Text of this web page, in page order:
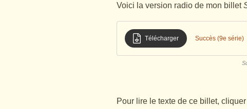
Voici la version radio de mon billet
Télécharger Succès (9e série)
Pour lire le texte de ce billet, cliquer